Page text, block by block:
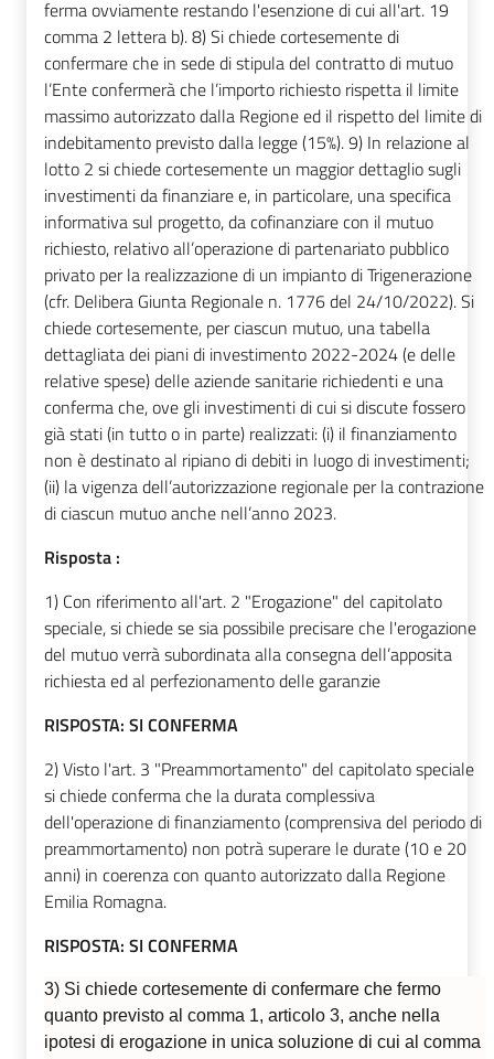
ferma ovviamente restando l'esenzione di cui all'art. 19
comma 2 lettera b). 8) Si chiede cortesemente di
confermare che in sede di stipula del contratto di mutuo
l’Ente confermerà che l’importo richiesto rispetta il limite
massimo autorizzato dalla Regione ed il rispetto del limite di
indebitamento previsto dalla legge (15%). 9) In relazione al
lotto 2 si chiede cortesemente un maggior dettaglio sugli
investimenti da finanziare e, in particolare, una specifica
informativa sul progetto, da cofinanziare con il mutuo
richiesto, relativo all’operazione di partenariato pubblico
privato per la realizzazione di un impianto di Trigenerazione
(cfr. Delibera Giunta Regionale n. 1776 del 24/10/2022). Si
chiede cortesemente, per ciascun mutuo, una tabella
dettagliata dei piani di investimento 2022-2024 (e delle
relative spese) delle aziende sanitarie richiedenti e una
conferma che, ove gli investimenti di cui si discute fossero
già stati (in tutto o in parte) realizzati: (i) il finanziamento
non è destinato al ripiano di debiti in luogo di investimenti;
(ii) la vigenza dell’autorizzazione regionale per la contrazione
di ciascun mutuo anche nell’anno 2023.
Risposta :
1) Con riferimento all'art. 2 "Erogazione" del capitolato
speciale, si chiede se sia possibile precisare che l'erogazione
del mutuo verrà subordinata alla consegna dell’apposita
richiesta ed al perfezionamento delle garanzie
RISPOSTA: SI CONFERMA
2) Visto l'art. 3 "Preammortamento" del capitolato speciale
si chiede conferma che la durata complessiva
dell'operazione di finanziamento (comprensiva del periodo di
preammortamento) non potrà superare le durate (10 e 20
anni) in coerenza con quanto autorizzato dalla Regione
Emilia Romagna.
RISPOSTA: SI CONFERMA
3) Si chiede cortesemente di confermare che fermo
quanto previsto al comma 1, articolo 3, anche nella
ipotesi di erogazione in unica soluzione di cui al comma